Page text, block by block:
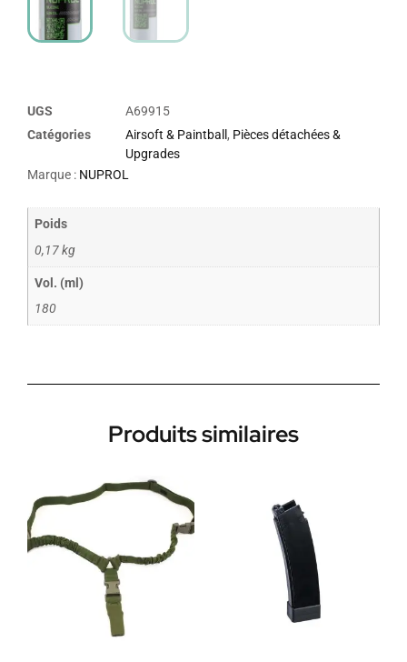
UGS
A69915
Catégories
Airsoft & Paintball , Pièces détachées &
Upgrades
Marque : NUPROL
Poids
0,17 kg
Vol. (ml)
180
Produits similaires